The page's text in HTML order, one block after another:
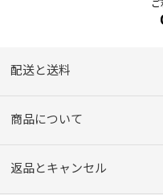
配送と送料
商品について
返品とキャンセル